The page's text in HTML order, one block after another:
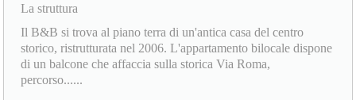
La struttura
Il B&B si trova al piano terra di un'antica casa del centro
storico, ristrutturata nel 2006. L'appartamento bilocale dispone
di un balcone che affaccia sulla storica Via Roma,
percorso......